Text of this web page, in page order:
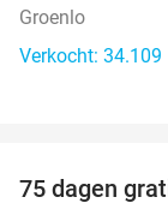
Groenlo
Verkocht: 34.109
75 dagen